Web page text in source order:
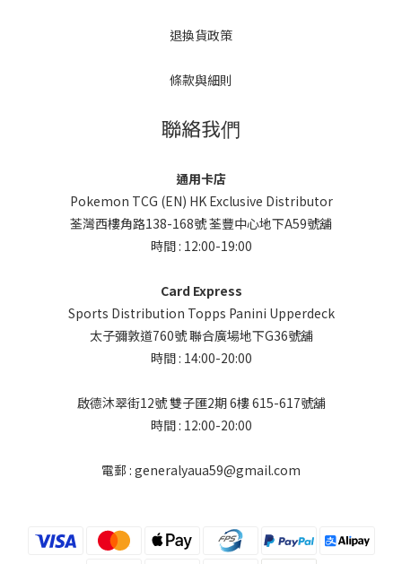
退換貨政策
條款與細則
聯絡我們
通用卡店
Pokemon TCG (EN) HK Exclusive Distributor
荃灣西樓角路138-168號 荃豐中心地下A59號舖
時間 : 12:00-19:00
Card Express
Sports Distribution Topps Panini Upperdeck
太子彌敦道760號 聯合廣場地下G36號舖
時間 : 14:00-20:00
啟德沐翠街12號 雙子匯2期 6樓 615-617號舖
時間 : 12:00-20:00
電郵 : generalyaua59@gmail.com